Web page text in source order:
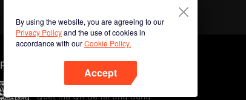
By using the website, you are agreeing to our
Privacy Policyand the use of cookies in
accordance with ourCookie Policy.
Accept
Phone
Quét mã QR để tải ứng dụng